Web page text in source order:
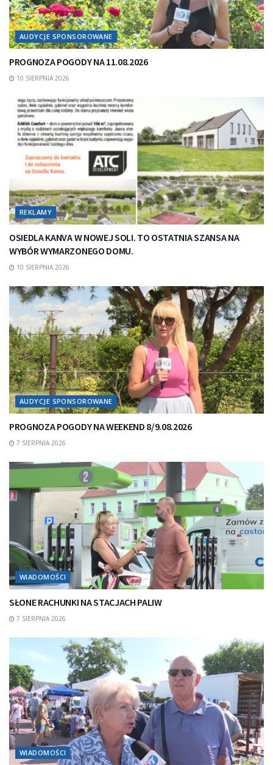
AUDYCJE SPONSOROWANE
PROGNOZA POGODY NA 11.08.2026
10 SIERPNIA 2026
REKLAMY
OSIEDLA KANVA W NOWEJ SOLI. TO OSTATNIA SZANSA NA
WYBÓR WYMARZONEGO DOMU.
10 SIERPNIA 2026
AUDYCJE SPONSOROWANE
PROGNOZA POGODY NA WEEKEND 8/9.08.2026
7 SIERPNIA 2026
WIADOMOŚCI
SŁONE RACHUNKI NA STACJACH PALIW
7 SIERPNIA 2026
WIADOMOŚCI